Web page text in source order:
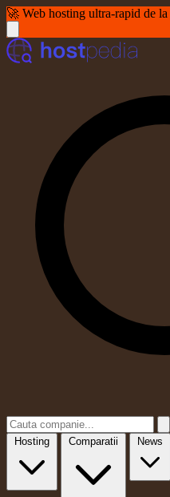
🚀 Web hosting ultra-rapid de la
Hosting Comparatii News